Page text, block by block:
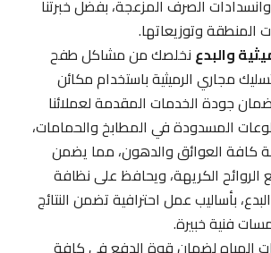
الصرف المزعجة، بفضل خبرتنا
وتوزيعاتها.
والبدعنخلصك من مشاكل طفح
مجاري الرميثية باستخدام مكائن
جودة الخدمات المقدمة لعملائنا
المسدودة في المطابخ والحمامات،
كافة العوائق والدهون، مما يضمن
الكريهة، ويحافظ على نظافة
بأساليب عمل احترافية تضمن النتائج
فنية خبيرة.
لضمان قوة الدفع في كافة